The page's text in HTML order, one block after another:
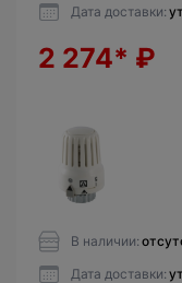
Дата доставки:
2 274* ₽
В наличии:
Дата доставки: